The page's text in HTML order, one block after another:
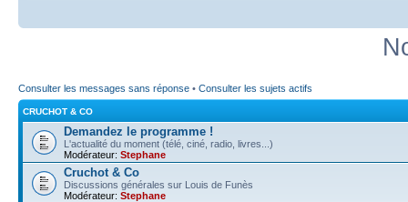
Consulter les messages sans réponse • Consulter les sujets actifs
CRUCHOT & CO
Demandez le programme !
L'actualité du moment (télé, ciné, radio, livres...)
Modérateur: Stephane
Cruchot & Co
Discussions générales sur Louis de Funès
Modérateur: Stephane